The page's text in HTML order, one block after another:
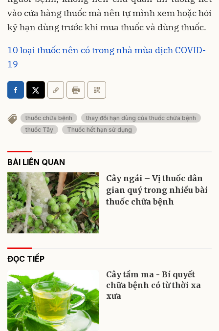
vào cửa hàng thuốc mà nên tự mình xem hoặc hỏi
kỹ hạn dùng trước khi mua thuốc và dùng thuốc.
10 loại thuốc nên có trong nhà mùa dịch COVID-
19
thuốc chữa bệnh
thay đổi hạn dùng của thuốc chữa bệnh
thuốc Tây
Thuốc hết hạn sử dụng
BÀI LIÊN QUAN
Cây ngái – Vị thuốc dân
gian quý trong nhiều bài
thuốc chữa bệnh
ĐỌC TIẾP
Cây tầm ma - Bí quyết
chữa bệnh có từ thời xa
xưa